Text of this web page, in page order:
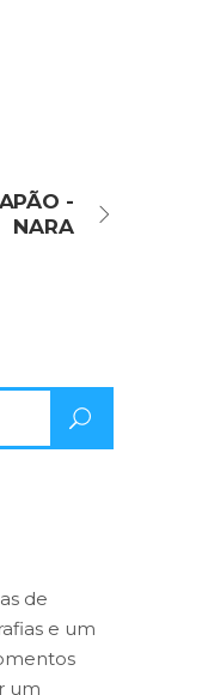
-
NARA
de
e um
um